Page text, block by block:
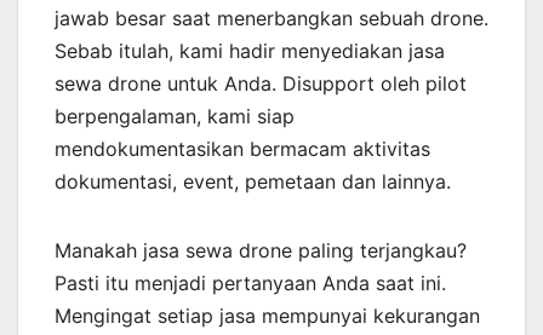
jawab besar saat menerbangkan sebuah drone.
Sebab itulah, kami hadir menyediakan jasa
sewa drone untuk Anda. Disupport oleh pilot
berpengalaman, kami siap
mendokumentasikan bermacam aktivitas
dokumentasi, event, pemetaan dan lainnya.
Manakah jasa sewa drone paling terjangkau?
Pasti itu menjadi pertanyaan Anda saat ini.
Mengingat setiap jasa mempunyai kekurangan